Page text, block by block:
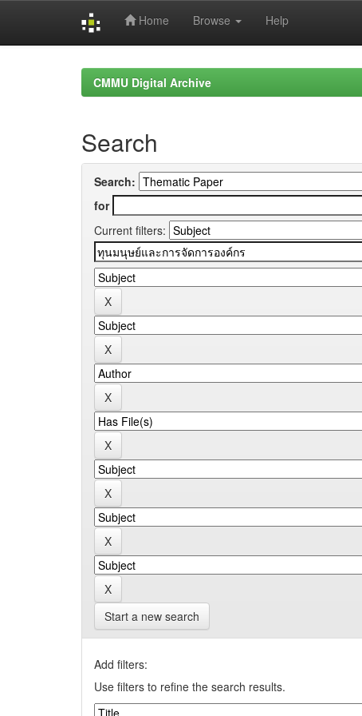
Home Browse Help
CMMU Digital Archive
Search
Search:
for
Current filters:
Start a new search
Add filters:
Use filters to refine the search results.